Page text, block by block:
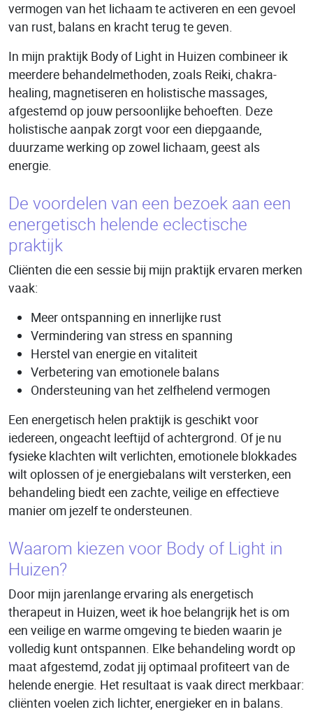
vermogen van het lichaam te activeren en een gevoel
van rust, balans en kracht terug te geven.
In mijn praktijk Body of Light in Huizen combineer ik
meerdere behandelmethoden, zoals Reiki, chakra-
healing, magnetiseren en holistische massages,
afgestemd op jouw persoonlijke behoeften. Deze
holistische aanpak zorgt voor een diepgaande,
duurzame werking op zowel lichaam, geest als
energie.
De voordelen van een bezoek aan een
energetisch helende eclectische
praktijk
Cliënten die een sessie bij mijn praktijk ervaren merken
vaak:
Meer ontspanning en innerlijke rust
Vermindering van stress en spanning
Herstel van energie en vitaliteit
Verbetering van emotionele balans
Ondersteuning van het zelfhelend vermogen
Een energetisch helen praktijk is geschikt voor
iedereen, ongeacht leeftijd of achtergrond. Of je nu
fysieke klachten wilt verlichten, emotionele blokkades
wilt oplossen of je energiebalans wilt versterken, een
behandeling biedt een zachte, veilige en effectieve
manier om jezelf te ondersteunen.
Waarom kiezen voor Body of Light in
Huizen?
Door mijn jarenlange ervaring als energetisch
therapeut in Huizen, weet ik hoe belangrijk het is om
een veilige en warme omgeving te bieden waarin je
volledig kunt ontspannen. Elke behandeling wordt op
maat afgestemd, zodat jij optimaal profiteert van de
helende energie. Het resultaat is vaak direct merkbaar:
cliënten voelen zich lichter, energieker en in balans.